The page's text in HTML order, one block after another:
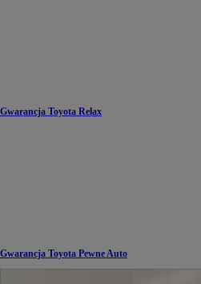
Gwarancja Toyota Relax
Gwarancja Toyota Pewne Auto